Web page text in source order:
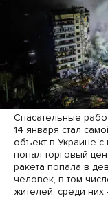
Спасательные
14 января стал
объект в Украине с
попал торговый
ракета попала в
человек, в том
жителей, среди них